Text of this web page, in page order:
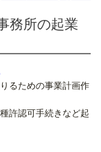
務所の起業
るための事業計画作
許認可手続きなど起